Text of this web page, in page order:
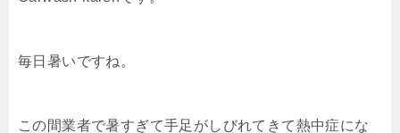
毎日暑いですね。
この間業者で暑すぎて手足がしびれてきて熱中症にな